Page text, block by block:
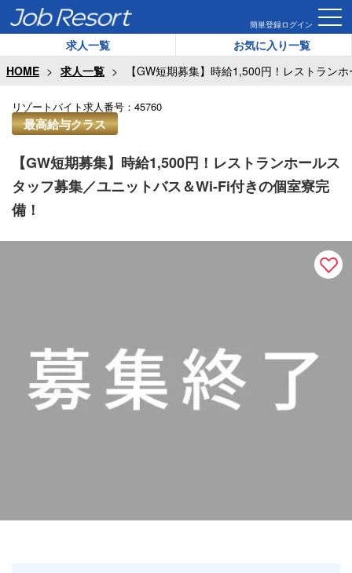
簡単登録ログイン
求人一覧
お気に入り一覧
HOME
求人一覧 【GW短期募集】時給1,500円！レストラン
最高給与クラス
リゾートバイト求人番号： 45760
【GW短期募集】時給1,500円！レストランホールス
タッフ募集／ユニットバス＆Wi-Fi付きの個室寮完
備！